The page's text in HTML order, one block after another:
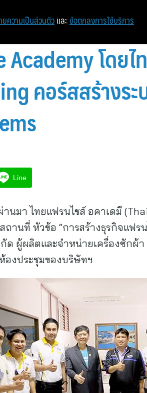
โดยไ
คอร์สสร้างร
Line
มา ไทยแฟรนไชส์ อคาเดมี
ถานที่ หัวข้อ “การสร้างธุรกิจแฟ
กัด ผู้ผลิตและจำหน่ายเครื่องซัก
องประชุมของบริษัทฯ
ยความเป็นส่วนตัว และ ข้อตกลงการใช้บริการ